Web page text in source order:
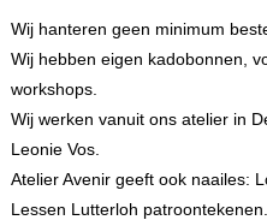
Wij hanteren geen minimum
Wij hebben eigen kadobonnen,
workshops.
Wij werken vanuit ons atelier in
Leonie Vos.
Atelier Avenir geeft ook naailes:
Lessen Lutterloh patroontekenen.